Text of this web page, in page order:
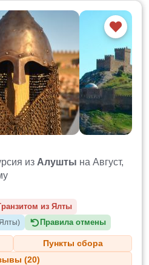
из Алушты на Август,
из
Правила отмены
Пункты сбора
(20)